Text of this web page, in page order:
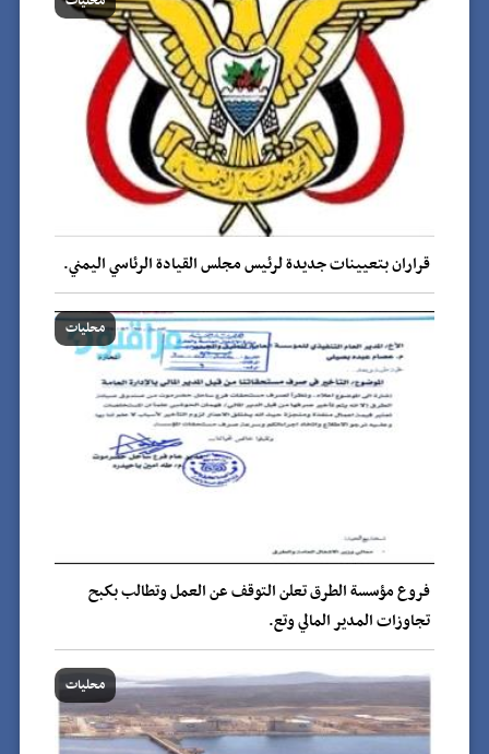
قراران بتعيينات جديدة لرئيس مجلس القيادة الرئاسي اليمني.
محليات
فروع مؤسسة الطرق تعلن التوقف عن العمل وتطالب بكبح
تجاوزات المدير المالي وتع.
محليات